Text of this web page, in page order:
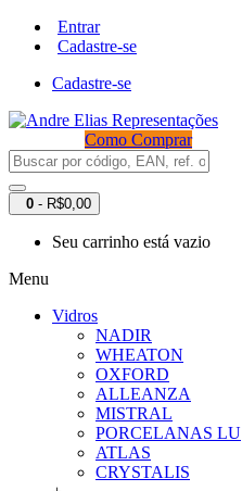
Entrar
Cadastre-se
Cadastre-se
Como Comprar
0 - R$0,00
Seu carrinho está vazio
Menu
Vidros
NADIR
WHEATON
OXFORD
ALLEANZA
MISTRAL
PORCELANAS LU
ATLAS
CRYSTALIS